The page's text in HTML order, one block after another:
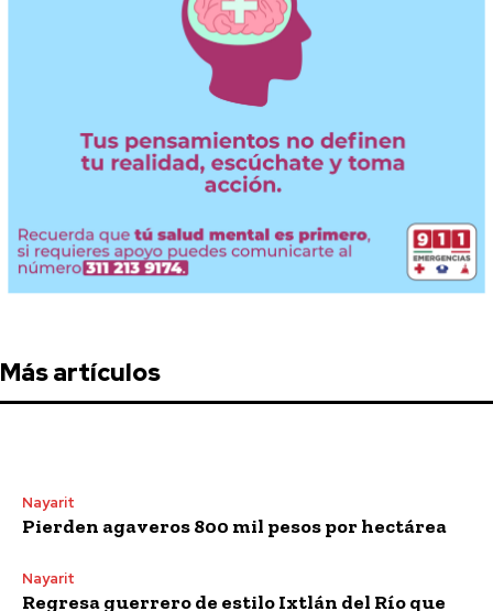
Más artículos
Nayarit
Pierden agaveros 800 mil pesos por hectárea
Nayarit
Regresa guerrero de estilo Ixtlán del Río que